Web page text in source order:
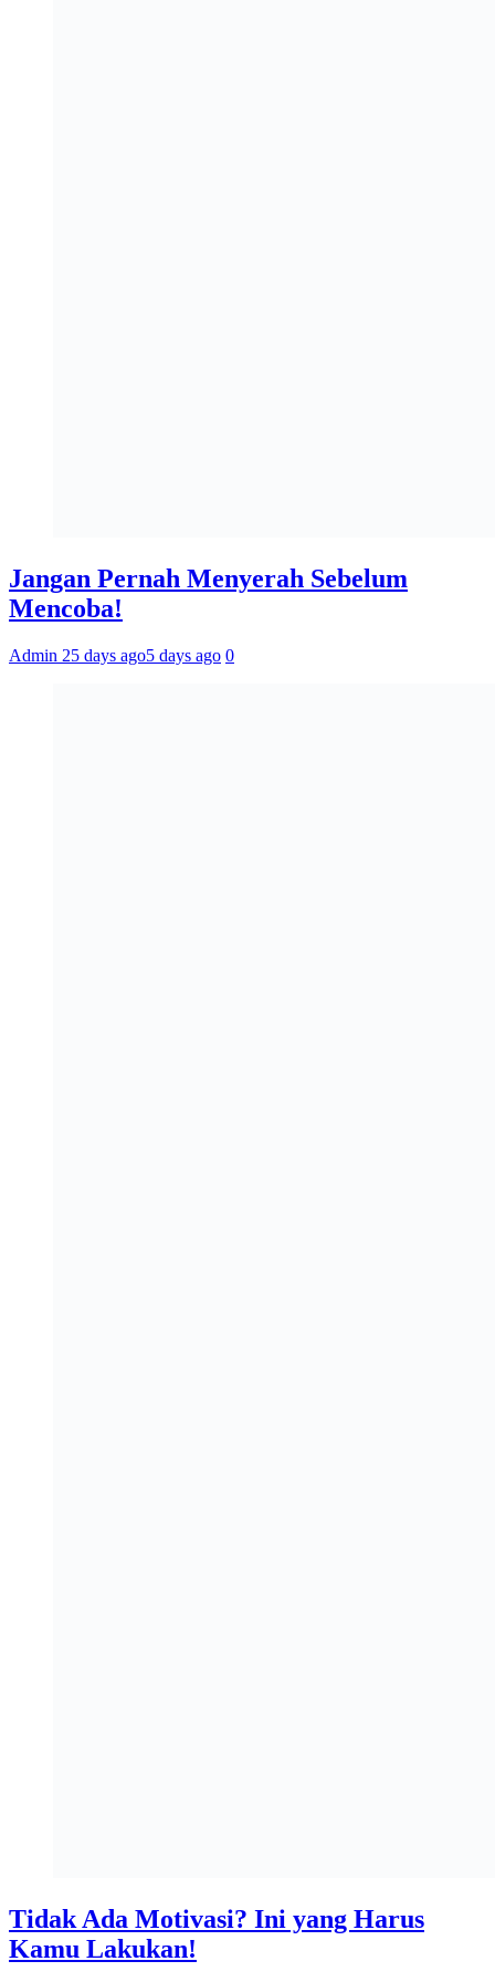
Jangan Pernah Menyerah Sebelum
Mencoba!
Admin 25 days ago5 days ago 0
Tidak Ada Motivasi? Ini yang Harus
Kamu Lakukan!